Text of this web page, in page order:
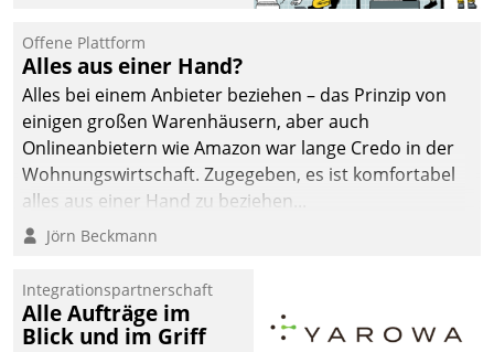
Jahresbeginn eine
Überblick, Einsicht und
Eingriff bietende Lösung.
Zur Entwicklung setzte
man auf
Cloudtechnologie,
bewährte und Startup-
agile Projektmethoden.
Offene Plattform
Alles aus einer Hand?
Alles bei einem Anbieter beziehen – das Prinzip von
einigen großen Warenhäusern, aber auch
Onlineanbietern wie Amazon war lange Credo in der
Wohnungswirtschaft. Zugegeben, es ist komfortabel
alles aus einer Hand zu beziehen...
Jörn Beckmann
Integrationspartnerschaft
Alle Aufträge im
Blick und im Griff